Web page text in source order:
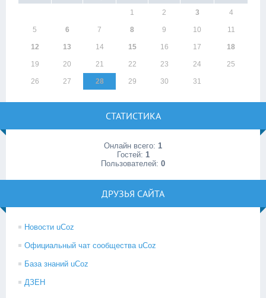
1 2 3 4
5 6 7 8 9 10 11
12 13 14 15 16 17 18
19 20 21 22 23 24 25
26 27 28 29 30 31
СТАТИСТИКА
Онлайн всего: 1
Гостей: 1
Пользователей: 0
ДРУЗЬЯ САЙТА
Новости uCoz
Официальный чат сообщества uCoz
База знаний uCoz
ДЗЕН